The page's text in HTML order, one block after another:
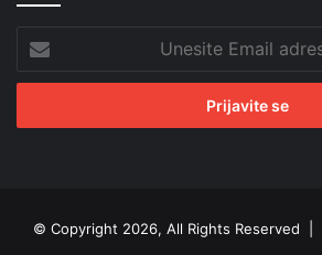
Email
adresu
© Copyright 2026, All Rights Reserved |